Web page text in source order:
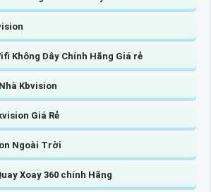
Không Dây Chính Hãng Giá rẻ
Kbvision
Giá Rẻ
Ngoài Trời
Xoay 360 chính Hãng